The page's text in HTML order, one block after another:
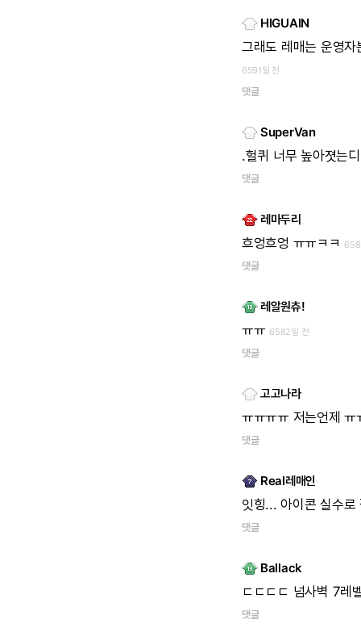
HIGUAIN
그래도 레매는 운영자
6591일 전
댓글
SuperVan
.헐퀴 너무 높아졋는
댓글
레마두리
흐엉흐엉 ㅠㅠㅋㅋ
댓글
레알원츄!
ㅠㅠ 6582일 전
댓글
고고나라
ㅠㅠㅠㅠ 저는언제 ㅠ
댓글
Real레매인
잇힝... 아이콘 실수로
댓글
Ballack
ㄷㄷㄷㄷ 넘사벽 7레
댓글